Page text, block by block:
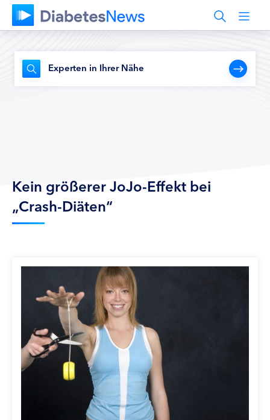
Experten in Ihrer Nähe
Kein größerer JoJo-Effekt bei
„Crash-Diäten“